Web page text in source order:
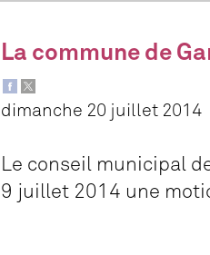
La commune de
dimanche 20 juillet 2014
Le conseil municipal
9 juillet 2014 une